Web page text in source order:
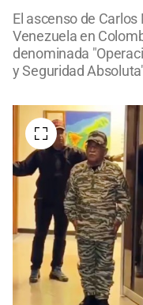
El ascenso de
Venezuela en
denominada
y Seguridad